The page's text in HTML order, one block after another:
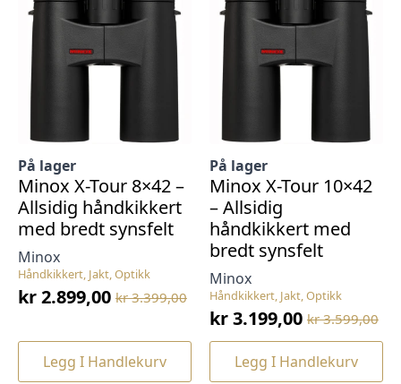
Håndkikkert, Jakt, Optikk
Minox
På lager
Minox X-Tour 8×42 –
Allsidig håndkikkert
med bredt synsfelt
kr3.399,00
Opprinnelig
var:
kr 3.399,00.
kr2.899,00
Nåværende
er:
kr 2.899,00.
Legg I Handlekurv
Håndkikkert, Jakt, Optikk
Minox
På lager
Minox X-Tour 10×42
– Allsidig
håndkikkert med
bredt synsfelt
kr3.599,00
Opprinnelig
pris
var:
kr3.199,00
Nåværende
pris
Legg I Handlekurv